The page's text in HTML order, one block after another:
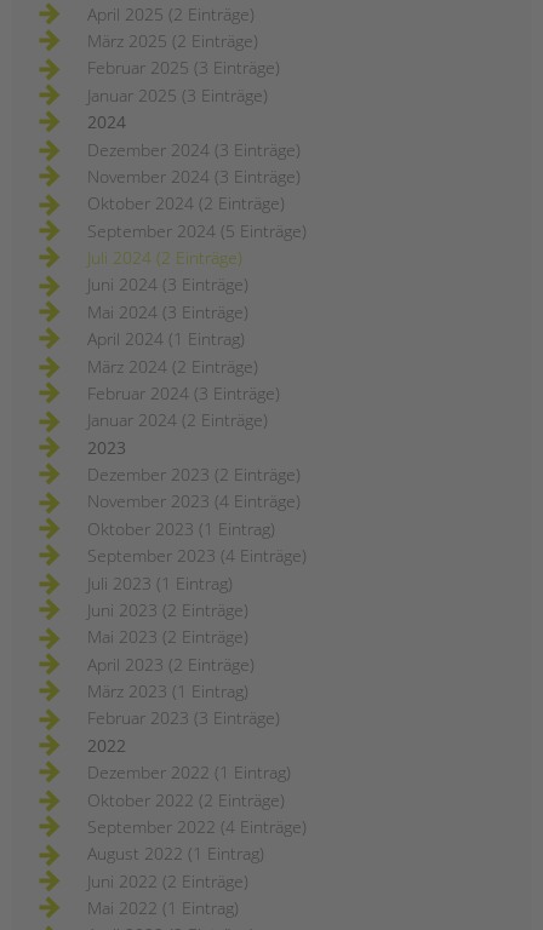
April 2025 (2 Einträge)
März 2025 (2 Einträge)
Februar 2025 (3 Einträge)
Januar 2025 (3 Einträge)
2024
Dezember 2024 (3 Einträge)
November 2024 (3 Einträge)
Oktober 2024 (2 Einträge)
September 2024 (5 Einträge)
Juli 2024 (2 Einträge)
Juni 2024 (3 Einträge)
Mai 2024 (3 Einträge)
April 2024 (1 Eintrag)
März 2024 (2 Einträge)
Februar 2024 (3 Einträge)
Januar 2024 (2 Einträge)
2023
Dezember 2023 (2 Einträge)
November 2023 (4 Einträge)
Oktober 2023 (1 Eintrag)
September 2023 (4 Einträge)
Juli 2023 (1 Eintrag)
Juni 2023 (2 Einträge)
Mai 2023 (2 Einträge)
April 2023 (2 Einträge)
März 2023 (1 Eintrag)
Februar 2023 (3 Einträge)
2022
Dezember 2022 (1 Eintrag)
Oktober 2022 (2 Einträge)
September 2022 (4 Einträge)
August 2022 (1 Eintrag)
Juni 2022 (2 Einträge)
Mai 2022 (1 Eintrag)